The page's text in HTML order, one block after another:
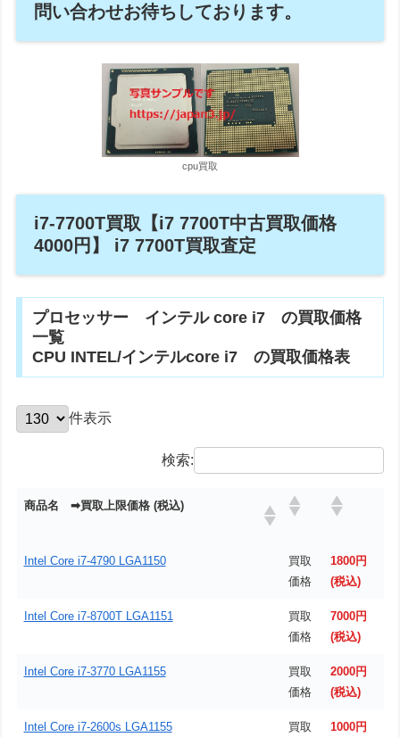
問い合わせお待ちしております。
cpu買取
i7-7700T買取【i7 7700T中古買取価格
4000円】 i7 7700T買取査定
プロセッサー インテル core i7 の買取価格
一覧
CPU INTEL/インテルcore i7 の買取価格表
件表示
検索:
商品名 ➡買取上限価格 (税込)
Intel Core i7-4790 LGA1150
買取
価格
1800円
(税込)
Intel Core i7-8700T LGA1151
買取
価格
7000円
(税込)
Intel Core i7-3770 LGA1155
買取
価格
2000円
(税込)
Intel Core i7-2600s LGA1155
買取
1000円